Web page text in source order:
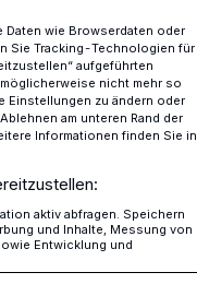
wie Browserdaten oder
Sie Tracking-Technologien für
aufgeführten
nicht mehr so
Einstellungen zu ändern oder
am unteren Rand der
Informationen finden Sie in
aktiv abfragen. Speichern
und Inhalte, Messung von
Entwicklung und